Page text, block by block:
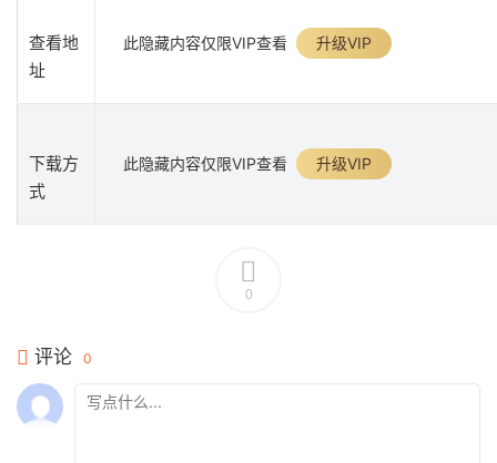
查看地
址
此隐藏内容仅限VIP查看 升级VIP
下载方
式
此隐藏内容仅限VIP查看 升级VIP
0
评论 0